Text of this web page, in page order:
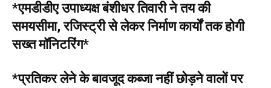
*एमडीडीए उपाध्यक्ष बंशीधर तिवारी ने तय की
समयसीमा, रजिस्ट्री से लेकर निर्माण कार्यों तक होगी
सख्त मॉनिटरिंग*
*प्रतिकर लेने के बावजूद कब्जा नहीं छोड़ने वालों पर